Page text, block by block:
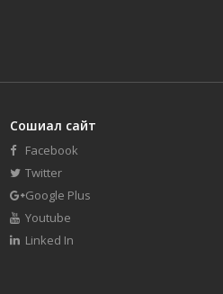
Сошиал сайт
Facebook
Twitter
Google Plus
Youtube
Linked In